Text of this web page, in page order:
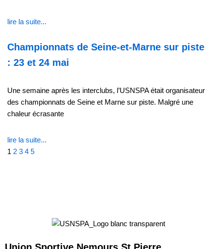
lire la suite...
Championnats de Seine-et-Marne sur piste
: 23 et 24 mai
Une semaine après les interclubs, l’USNSPA était organisateur
des championnats de Seine et Marne sur piste. Malgré une
chaleur écrasante
lire la suite...
1 2 3 4 5